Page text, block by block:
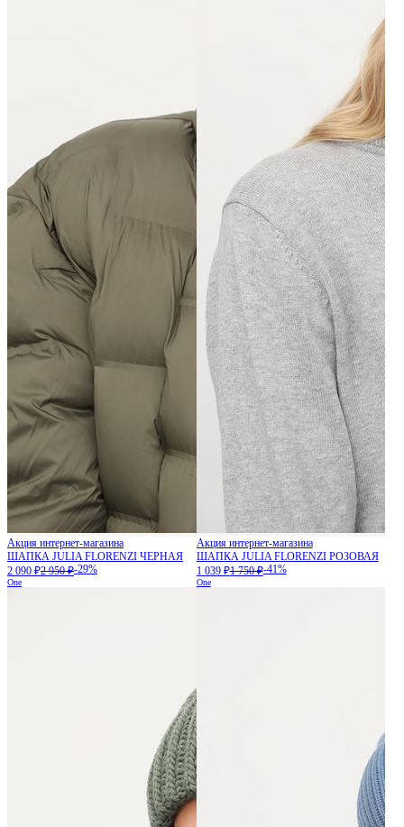
Акция интернет-магазина
ШАПКА JULIA FLORENZI ЧЕРНАЯ
2 090 ₽2 950 ₽-29%
One
Акция интернет-магазина
ШАПКА JULIA FLORENZI РОЗОВАЯ
1 039 ₽1 750 ₽-41%
One